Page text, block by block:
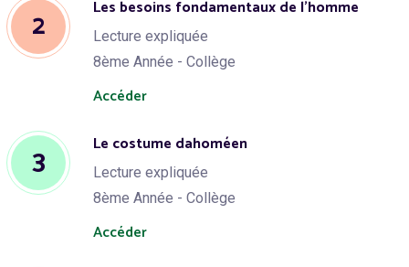
2 Les besoins fondamentaux de l’homme
Lecture expliquée
8ème Année - Collège
Accéder
3 Le costume dahoméen
Lecture expliquée
8ème Année - Collège
Accéder